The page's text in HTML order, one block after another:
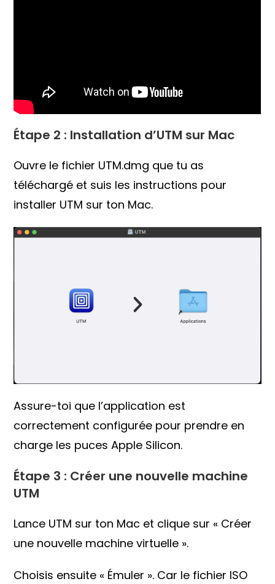
Étape 2 : Installation d’UTM sur Mac
Ouvre le fichier UTM.dmg que tu as
téléchargé et suis les instructions pour
installer UTM sur ton Mac.
Assure-toi que l’application est
correctement configurée pour prendre en
charge les puces Apple Silicon.
Étape 3 : Créer une nouvelle machine
UTM
Lance UTM sur ton Mac et clique sur « Créer
une nouvelle machine virtuelle ».
Choisis ensuite « Émuler ». Car le fichier ISO